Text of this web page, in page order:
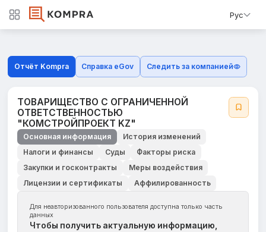
Рус
Отчёт Kompra Справка eGov Следить за компанией
ТОВАРИЩЕСТВО С ОГРАНИЧЕННОЙ
ОТВЕТСТВЕННОСТЬЮ
"КОМСТРОЙПРОЕКТ KZ"
Основная информация
История изменений
Налоги и финансы
Суды
Факторы риска
Закупки и госконтракты
Меры воздействия
Лицензии и сертификаты
Аффилированность
Для неавторизованного пользователя доступна только часть
данных
Чтобы получить актуальную информацию,